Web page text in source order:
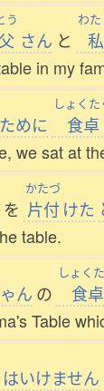
う
父 さん と
わた
私
in my
ために
しょくた
食卓
we sat at
を
かたづ
片付 けた
table.
ん の
しょく
食卓
Table
はいけません